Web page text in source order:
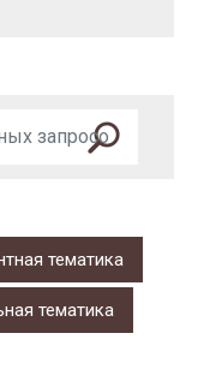
тематика
тематика